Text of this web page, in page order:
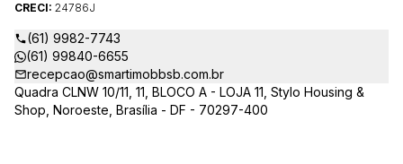
CRECI: 24786J
(61) 9982-7743
(61) 99840-6655
recepcao@smartimobbsb.com.br
Quadra CLNW 10/11, 11, BLOCO A - LOJA 11, Stylo Housing &
Shop, Noroeste, Brasília - DF - 70297-400